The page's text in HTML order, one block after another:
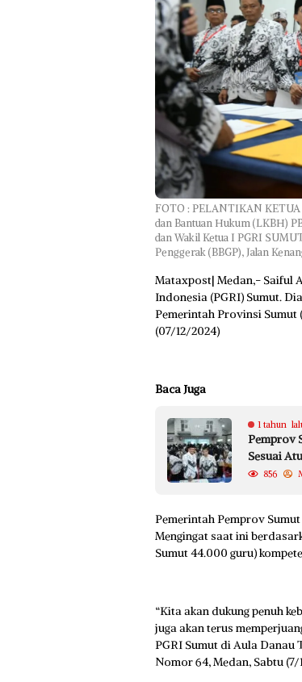
FOTO : PELANTIKAN
dan Bantuan Hukum (LKBH)
dan Wakil Ketua I PGRI
Penggerak (BBGP), Jalan
Mataxpost| Medan,- Saiful
Indonesia (PGRI) Sumut.
Pemerintah Provinsi Sumut
(07/12/2024)
Baca Juga
1 tahun
Pemprov
Sesuai
856
Pemerintah Pemprov
Mengingat saat ini
Sumut 44.000 guru)
“Kita akan dukung penuh
juga akan terus
PGRI Sumut di Aula Danau
Nomor 64, Medan, Sabtu (7/